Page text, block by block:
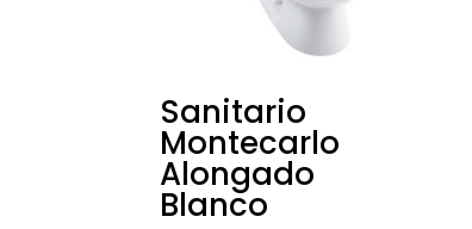
Sanitario
Montecarlo
Alongado
Blanco